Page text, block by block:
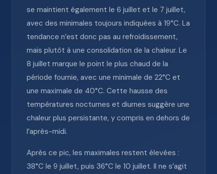
se maintient également le 6 juillet et le 7 juillet,
avec des minimales toujours indiquées à 19°C. La
tendance n’est donc pas au refroidissement,
mais plutôt à une consolidation de la chaleur. Le
8 juillet marque le point le plus chaud de la
période fournie, avec une minimale de 22°C et
une maximale de 40°C. Cette hausse des
températures nocturnes et diurnes suggère une
chaleur plus persistante, y compris en dehors de
l’après-midi.
Après ce pic, les maximales restent élevées :
38°C le 9 juillet, puis 36°C le 10 juillet. Il ne s’agit